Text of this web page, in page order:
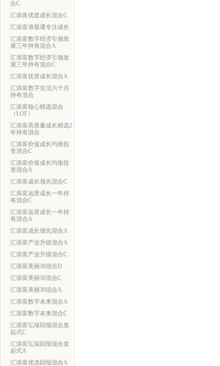
合C
汇添富优质成长混合C
汇添富港股通专注成长
汇添富数字经济引领发
展三年持有混合A
汇添富数字经济引领发
展三年持有混合C
汇添富优质成长混合A
汇添富数字生活六个月
持有混合
汇添富核心精选混合
（LOF）
汇添富高质量成长精选2
年持有混合
汇添富价值成长均衡投
资混合C
汇添富价值成长均衡投
资混合A
汇添富成长领先混合C
汇添富远景成长一年持
有混合C
汇添富远景成长一年持
有混合A
汇添富成长领先混合A
汇添富产业升级混合A
汇添富产业升级混合C
汇添富美丽30混合D
汇添富美丽30混合C
汇添富美丽30混合A
汇添富数字未来混合A
汇添富数字未来混合C
汇添富弘瑞回报混合发
起式C
汇添富弘瑞回报混合发
起式A
汇添富优选回报混合A